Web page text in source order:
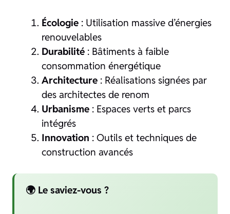
Écologie : Utilisation massive d’énergies
renouvelables
Durabilité : Bâtiments à faible
consommation énergétique
Architecture : Réalisations signées par
des architectes de renom
Urbanisme : Espaces verts et parcs
intégrés
Innovation : Outils et techniques de
construction avancés
🌍 Le saviez-vous ?